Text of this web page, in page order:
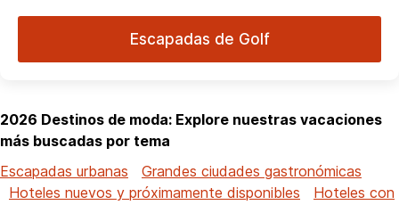
Escapadas de Golf
2026 Destinos de moda: Explore nuestras vacaciones
más buscadas por tema
Escapadas urbanas
Grandes ciudades gastronómicas
Hoteles nuevos y próximamente disponibles
Hoteles con